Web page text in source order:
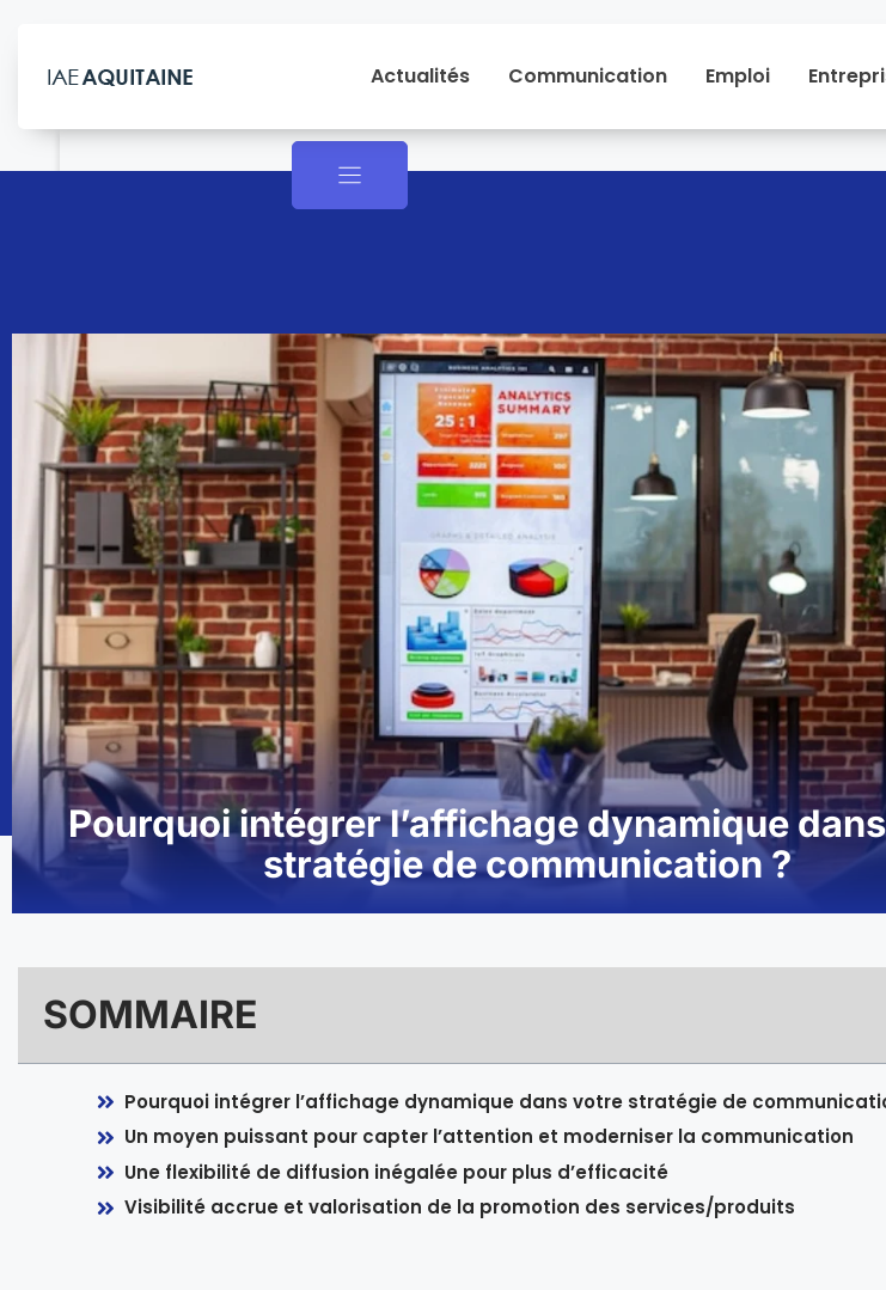
Actualités Communication Emploi
Pourquoi intégrer l’affichage dynamique
stratégie de communication ?
SOMMAIRE
Pourquoi intégrer l’affichage dynamique dans votre stratégie de
Un moyen puissant pour capter l’attention et moderniser la communication
Une flexibilité de diffusion inégalée pour plus d’efficacité
Visibilité accrue et valorisation de la promotion des services/produits